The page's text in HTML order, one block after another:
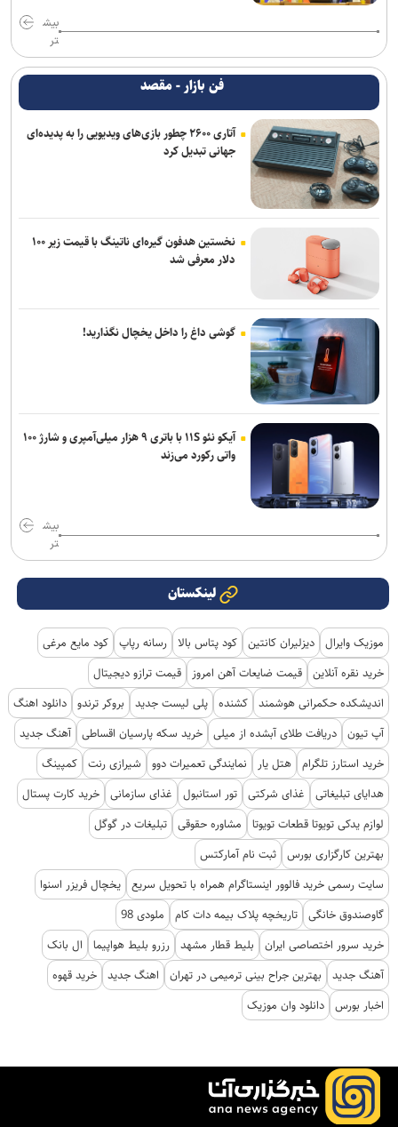
بیش
تر
فن بازار - مقصد
آتاری ۲۶۰۰ چطور بازی‌های ویدیویی را به پدیده‌ای
جهانی تبدیل کرد
نخستین هدفون گیره‌ای ناتینگ با قیمت زیر ۱۰۰
دلار معرفی شد
گوشی داغ را داخل یخچال نگذارید!
آیکو نئو ۱۱S با باتری ۹ هزار میلی‌آمپری و شارژ ۱۰۰
واتی رکورد می‌زند
بیش
تر
لینکستان
موزیک وایرال دیزلیران کانتین کود پتاس بالا رسانه رپاپ کود مایع مرغی
خرید نقره آنلاین قیمت ضایعات آهن امروز
قیمت ترازو دیجیتال
اندیشکده حکمرانی هوشمند کشنده پلی لیست جدید بروکر ترندو دانلود اهنگ
آپ تیون دریافت طلای آبشده از میلی خرید سکه پارسیان اقساطی آهنگ جدید
خرید استارز تلگرام هتل یار نمایندگی تعمیرات دوو شیرازی رنت کمپینگ
هدایای تبلیغاتی
غذای شرکتی تور استانبول غذای سازمانی خرید کارت پستال
لوازم یدکی تویوتا قطعات تویوتا
مشاوره حقوقی تبلیغات در گوگل
بهترین کارگزاری بورس ثبت نام آمارکتس
سایت رسمی خرید فالوور اینستاگرام همراه با تحویل سریع یخچال فریزر اسنوا
گاوصندوق خانگی تاریخچه پلاک بیمه دات کام
ملودی 98
خرید سرور اختصاصی ایران
بلیط قطار مشهد رزرو بلیط هواپیما
ال بانک
آهنگ جدید
بهترین جراح بینی ترمیمی در تهران اهنگ جدید خرید قهوه
اخبار بورس دانلود وان موزیک